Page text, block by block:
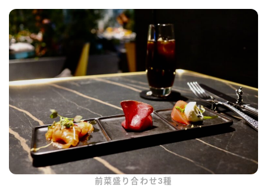
前菜盛り合わせ3種